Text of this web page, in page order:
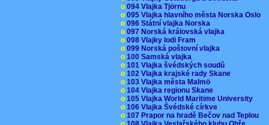
o 094 Vlajka Tjörnu
o 095 Vlajka hlavního města Norska Oslo
o 096 Státní vlajka Norska
o 097 Norská královská vlajka
o 098 Vlajky lodi Fram
o 099 Norská poštovní vlajka
o 100 Samská vlajka
o 101 Vlajka švédských soudů
o 102 Vlajka krajské rady Skane
o 103 Vlajka města Malmö
o 104 Vlajka regionu Skane
o 105 Vlajka World Maritime University
o 106 Vlajka Švédské církve
o 107 Prapor na hradě Bečov nad Teplou